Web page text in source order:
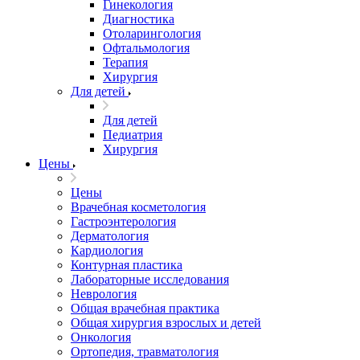
Гинекология
Диагностика
Отоларингология
Офтальмология
Терапия
Хирургия
Для детей
Для детей
Педиатрия
Хирургия
Цены
Цены
Врачебная косметология
Гастроэнтерология
Дерматология
Кардиология
Контурная пластика
Лабораторные исследования
Неврология
Общая врачебная практика
Общая хирургия взрослых и детей
Онкология
Ортопедия, травматология